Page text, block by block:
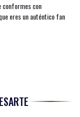
conformes con
eres un auténtico fan